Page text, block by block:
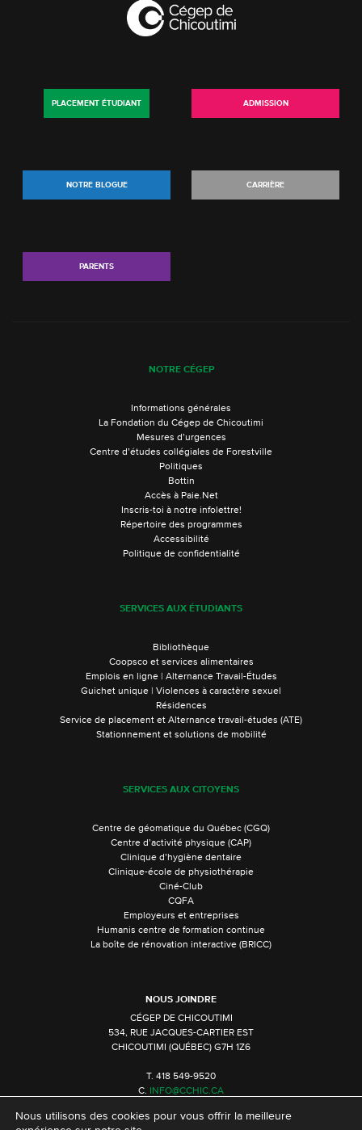
PLACEMENT ÉTUDIANT ADMISSION
NOTRE BLOGUE CARRIÈRE
PARENTS
NOTRE CÉGEP
Informations générales
La Fondation du Cégep de Chicoutimi
Mesures d’urgences
Centre d’études collégiales de Forestville
Politiques
Bottin
Accès à Paie.Net
Inscris-toi à notre infolettre!
Répertoire des programmes
Accessibilité
Politique de confidentialité
SERVICES AUX ÉTUDIANTS
Bibliothèque
Coopsco et services alimentaires
Emplois en ligne | Alternance Travail-Études
Guichet unique | Violences à caractère sexuel
Résidences
Service de placement et Alternance travail-études (ATE)
Stationnement et solutions de mobilité
SERVICES AUX CITOYENS
Centre de géomatique du Québec (CGQ)
Centre d’activité physique (CAP)
Clinique d’hygiène dentaire
Clinique-école de physiothérapie
Ciné-Club
CQFA
Employeurs et entreprises
Humanis centre de formation continue
La boîte de rénovation interactive (BRICC)
NOUS JOINDRE
CÉGEP DE CHICOUTIMI
534, RUE JACQUES-CARTIER EST
CHICOUTIMI (QUÉBEC) G7H 1Z6
T. 418 549-9520
C.
INFO@CCHIC.CA
Nous utilisons des cookies pour vous offrir la meilleure